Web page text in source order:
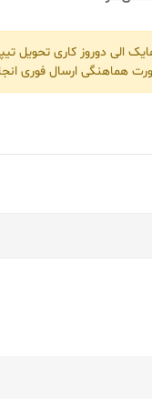
الی دوروز کاری تحویل
هماهنگی ارسال فوری